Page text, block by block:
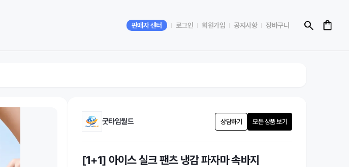
판매자 센터 로그인 회원가입 공지사항 장바구니
굿타임월드 상담하기 모든 상품 보기
[1+1] 아이스 실크 팬츠 냉감 파자마 속바지